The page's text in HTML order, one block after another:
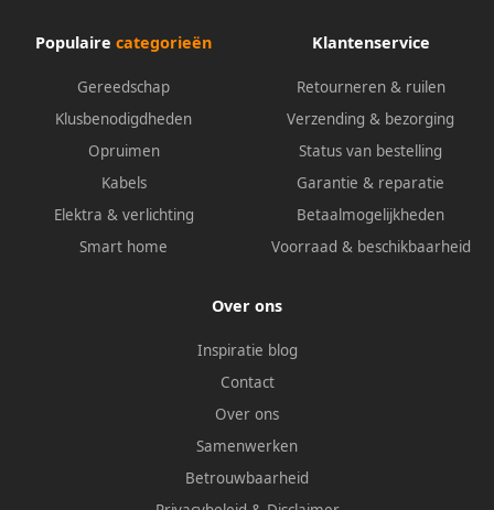
Populaire categorieën
Gereedschap
Klusbenodigdheden
Opruimen
Kabels
Elektra & verlichting
Smart home
Klantenservice
Retourneren & ruilen
Verzending & bezorging
Status van bestelling
Garantie & reparatie
Betaalmogelijkheden
Voorraad & beschikbaarheid
Over ons
Inspiratie blog
Contact
Over ons
Samenwerken
Betrouwbaarheid